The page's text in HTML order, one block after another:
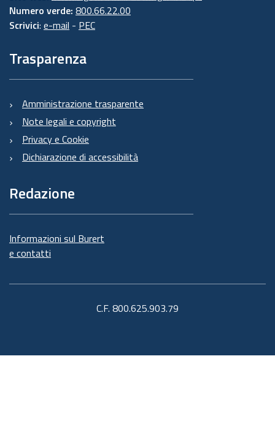
Numero verde: 800.66.22.00
Scrivici: e-mail - PEC
Trasparenza
Amministrazione trasparente
Note legali e copyright
Privacy e Cookie
Dichiarazione di accessibilità
Redazione
Informazioni sul Burert
e contatti
C.F. 800.625.903.79